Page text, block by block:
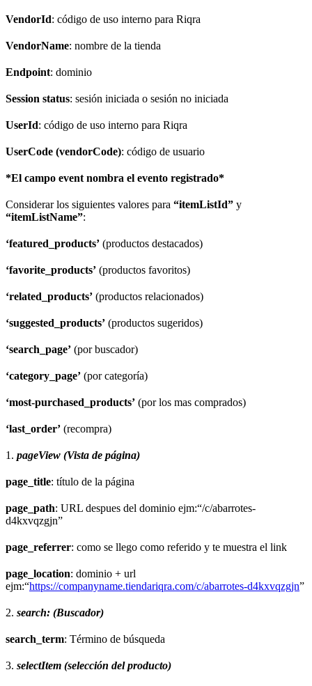
VendorId: código de uso interno para Riqra
VendorName: nombre de la tienda
Endpoint: dominio
Session status: sesión iniciada o sesión no iniciada
UserId: código de uso interno para Riqra
UserCode (vendorCode): código de usuario
*El campo event nombra el evento registrado*
Considerar los siguientes valores para “itemListId” y
“itemListName”:
‘featured_products’ (productos destacados)
‘favorite_products’ (productos favoritos)
‘related_products’ (productos relacionados)
‘suggested_products’ (productos sugeridos)
‘search_page’ (por buscador)
‘category_page’ (por categoría)
‘most-purchased_products’ (por los mas comprados)
‘last_order’ (recompra)
1. pageView (Vista de página)
page_title: título de la página
page_path: URL despues del dominio ejm:“/c/abarrotes-
d4kxvqzgjn”
page_referrer: como se llego como referido y te muestra el link
page_location: dominio + url
ejm:“https://companyname.tiendariqra.com/c/abarrotes-d4kxvqzgjn”
2. search: (Buscador)
search_term: Término de búsqueda
3. selectItem (selección del producto)